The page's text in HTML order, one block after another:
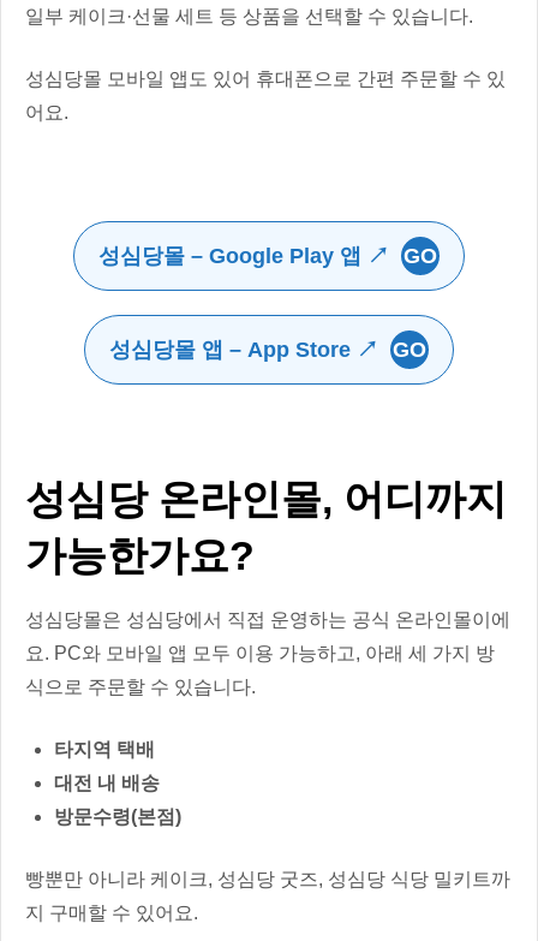
일부 케이크·선물 세트 등 상품을 선택할 수 있습니다.
성심당몰 모바일 앱도 있어 휴대폰으로 간편 주문할 수 있
어요.
성심당몰 – Google Play 앱 ↗ GO
성심당몰 앱 – App Store ↗ GO
성심당 온라인몰, 어디까지
가능한가요?
성심당몰은 성심당에서 직접 운영하는 공식 온라인몰이에
요. PC와 모바일 앱 모두 이용 가능하고, 아래 세 가지 방
식으로 주문할 수 있습니다.
타지역 택배
대전 내 배송
방문수령(본점)
빵뿐만 아니라 케이크, 성심당 굿즈, 성심당 식당 밀키트까
지 구매할 수 있어요.